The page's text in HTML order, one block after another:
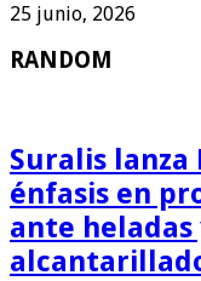
25 junio, 2026
RANDOM
Suralis lanza
énfasis en
ante heladas